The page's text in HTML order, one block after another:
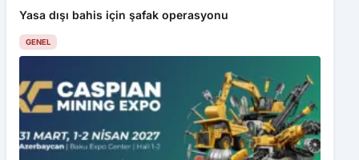
Yasa dışı bahis için şafak operasyonu
GENEL